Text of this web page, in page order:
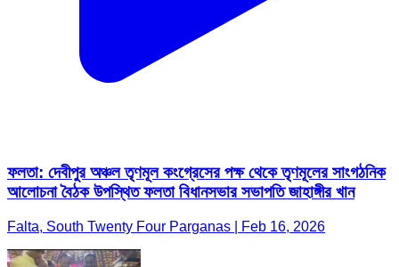
ফলতা: দেবীপুর অঞ্চল তৃণমূল কংগ্রেসের পক্ষ থেকে তৃণমূলের সাংগঠনিক
আলোচনা বৈঠক উপস্থিত ফলতা বিধানসভার সভাপতি জাহাঙ্গীর খান
Falta, South Twenty Four Parganas | Feb 16, 2026